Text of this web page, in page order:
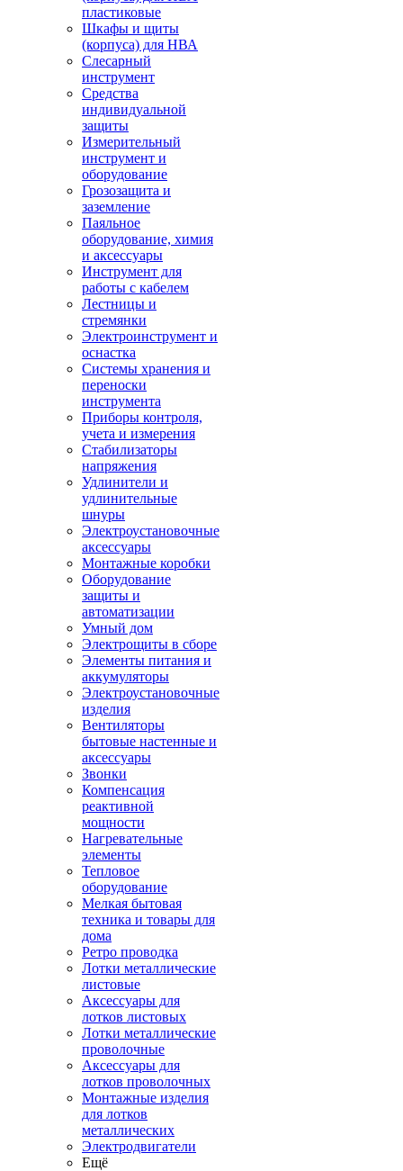
пластиковые
Шкафы и щиты
(корпуса) для НВА
Слесарный
инструмент
Средства
индивидуальной
защиты
Измерительный
инструмент и
оборудование
Грозозащита и
заземление
Паяльное
оборудование, химия
и аксессуары
Инструмент для
работы с кабелем
Лестницы и
стремянки
Электроинструмент и
оснастка
Системы хранения и
переноски
инструмента
Приборы контроля,
учета и измерения
Стабилизаторы
напряжения
Удлинители и
удлинительные
шнуры
Электроустановочные
аксессуары
Монтажные коробки
Оборудование
защиты и
автоматизации
Умный дом
Электрощиты в сборе
Элементы питания и
аккумуляторы
Электроустановочные
изделия
Вентиляторы
бытовые настенные и
аксессуары
Звонки
Компенсация
реактивной
мощности
Нагревательные
элементы
Тепловое
оборудование
Мелкая бытовая
техника и товары для
дома
Ретро проводка
Лотки металлические
листовые
Аксессуары для
лотков листовых
Лотки металлические
проволочные
Аксессуары для
лотков проволочных
Монтажные изделия
для лотков
металлических
Электродвигатели
Ещё